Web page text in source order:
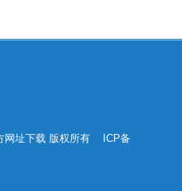
网址下载 版权所有 ICP备